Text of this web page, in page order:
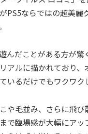
PS5ならではの超美麗
んだことがある方が驚
アルに描かれており、
いるだけでもワクワク
や毛並み、さらに飛び
で臨場感が大幅にアッ